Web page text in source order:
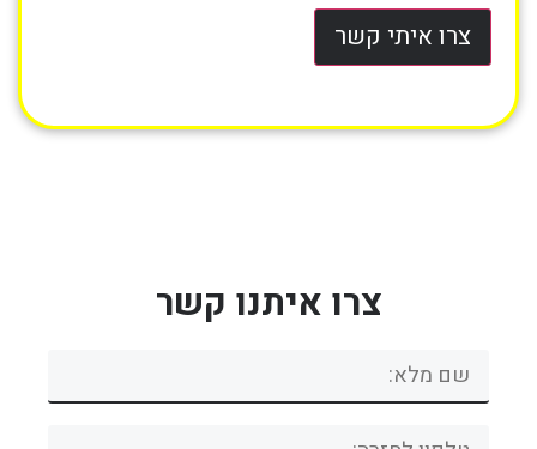
צרו איתי קשר
צרו איתנו קשר